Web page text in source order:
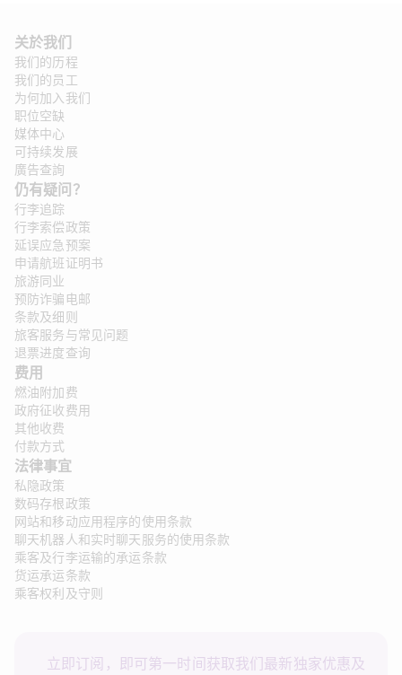
关於我们
我们的历程
我们的员工
为何加入我们
职位空缺
媒体中心
可持续发展
廣告查詢
仍有疑问？
行李追踪
行李索偿政策
延误应急预案
申请航班证明书
旅游同业
预防诈骗电邮
条款及细则
旅客服务与常见问题
退票进度查询
费用
燃油附加费
政府征收费用
其他收费
付款方式
法律事宜
私隐政策
数码存根政策
网站和移动应用程序的使用条款
聊天机器人和实时聊天服务的使用条款
乘客及行李运输的承运条款
货运承运条款
乘客权利及守则
立即订阅，即可第一时间获取我们最新独家优惠及